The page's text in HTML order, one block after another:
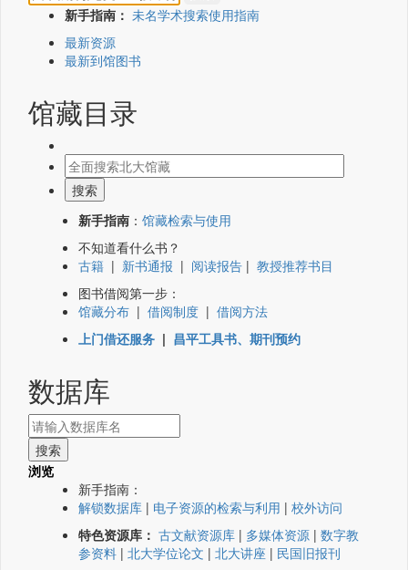
新手指南： 未名学术搜索使用指南
最新资源
最新到馆图书
馆藏目录
新手指南 ： 馆藏检索与使用
不知道看什么书？
古籍 | 新书通报 | 阅读报告 | 教授推荐书目
图书借阅第一步：
馆藏分布 | 借阅制度 | 借阅方法
上门借还服务 | 昌平工具书、期刊预约
数据库
浏览
新手指南：
解锁数据库 | 电子资源的检索与利用 | 校外访问
特色资源库： 古文献资源库 | 多媒体资源 | 数字教
参资料 | 北大学位论文 | 北大讲座 | 民国旧报刊